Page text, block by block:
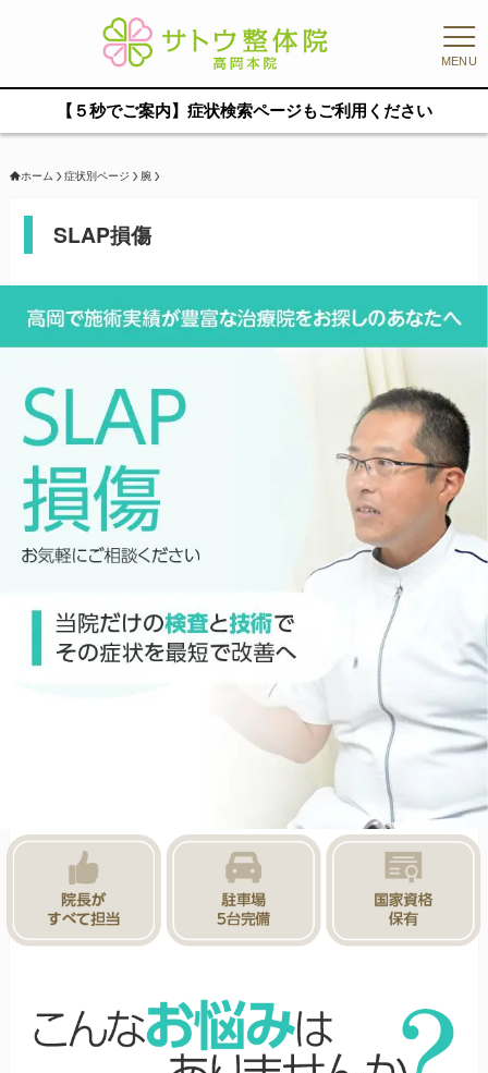
MENU
【５秒でご案内】症状検索ページもご利用ください
ホーム 症状別ページ 腕
SLAP損傷